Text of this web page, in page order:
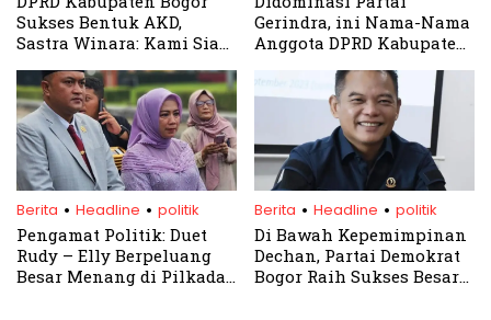
Sukses Bentuk AKD,
Sastra Winara: Kami Siap
Gerindra, ini Nama-Nama
Anggota DPRD Kabupaten
Berita . Headline . politik
Pengamat Politik: Duet
Rudy – Elly Berpeluang
Besar Menang di Pilkada
Berita . Headline . politik
Di Bawah Kepemimpinan
Dechan, Partai Demokrat
Bogor Raih Sukses Besar